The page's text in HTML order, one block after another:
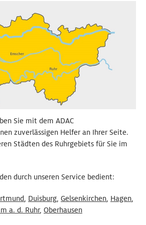
Sie mit dem ADAC
zuverlässigen Helfer an Ihrer Seite.
Städten des Ruhrgebiets für Sie im
durch unseren Service bedient:
Duisburg Gelsenkirchen Hagen
a. d. Ruhr, Oberhausen